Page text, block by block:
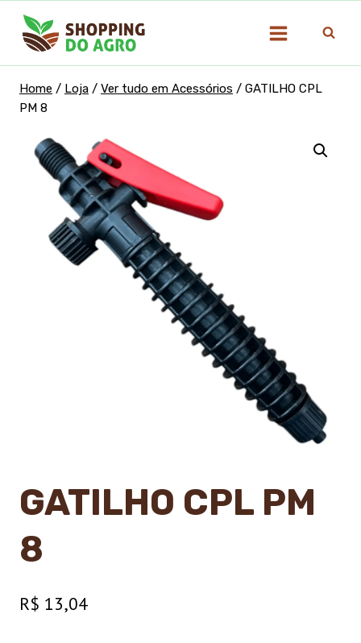
para
Home / Loja / Ver tudo em Acessórios / GATILHO CPL
PM 8
GATILHO CPL PM
8
R$ 13,04